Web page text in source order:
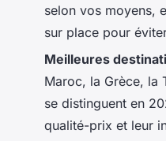
selon vos moyens,
sur place pour
Meilleures
Maroc, la Grèce, la
se distinguent en
qualité-prix et leur